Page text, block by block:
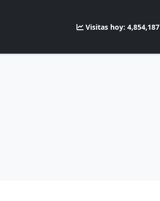
Visitas hoy: 4,854,187